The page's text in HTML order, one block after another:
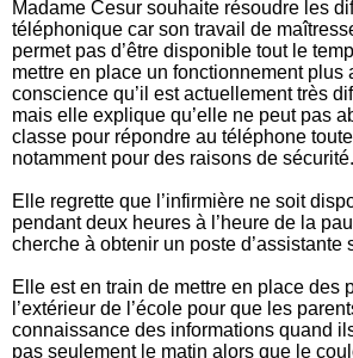
Madame Cesur souhaite résoudre les
téléphonique car son travail de
permet pas d’être disponible tout le
mettre en place un fonctionnement plus
conscience qu’il est actuellement très
mais elle explique qu’elle ne peut pas
classe pour répondre au téléphone
notamment pour des raisons de sécurité.
Elle regrette que l’infirmière ne soit
pendant deux heures à l’heure de la
cherche à obtenir un poste d’assistante
Elle est en train de mettre en place des
l’extérieur de l’école pour que les
connaissance des informations quand
pas seulement le matin alors que le